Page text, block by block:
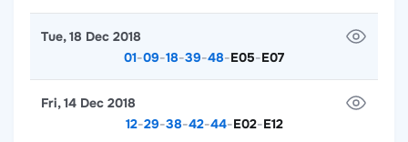
01-09-18-39-48-E05-E07
Tue, 18 Dec 2018
12-29-38-42-44-E02-E12
Fri, 14 Dec 2018